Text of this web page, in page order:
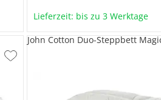
Lieferzeit: bis zu 3 Werktage
John Cotton Duo-Steppbett